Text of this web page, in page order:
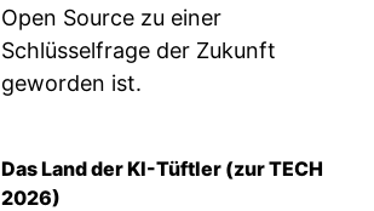
Open Source zu einer
Schlüsselfrage der Zukunft
geworden ist.
Das Land der KI-Tüftler (zur TECH
2026)